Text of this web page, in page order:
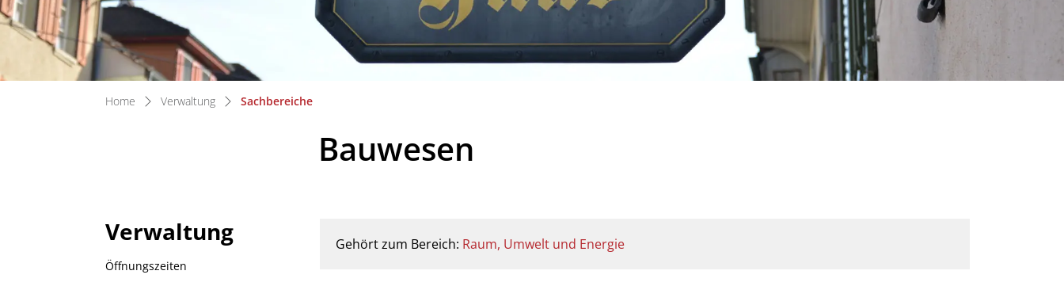
Home Verwaltung Sachbereiche(ausgewählt)
Bauwesen
Verwaltung
Öffnungszeiten
Gehört zum Bereich: Raum, Umwelt und Energie
Zugehörige Objekte